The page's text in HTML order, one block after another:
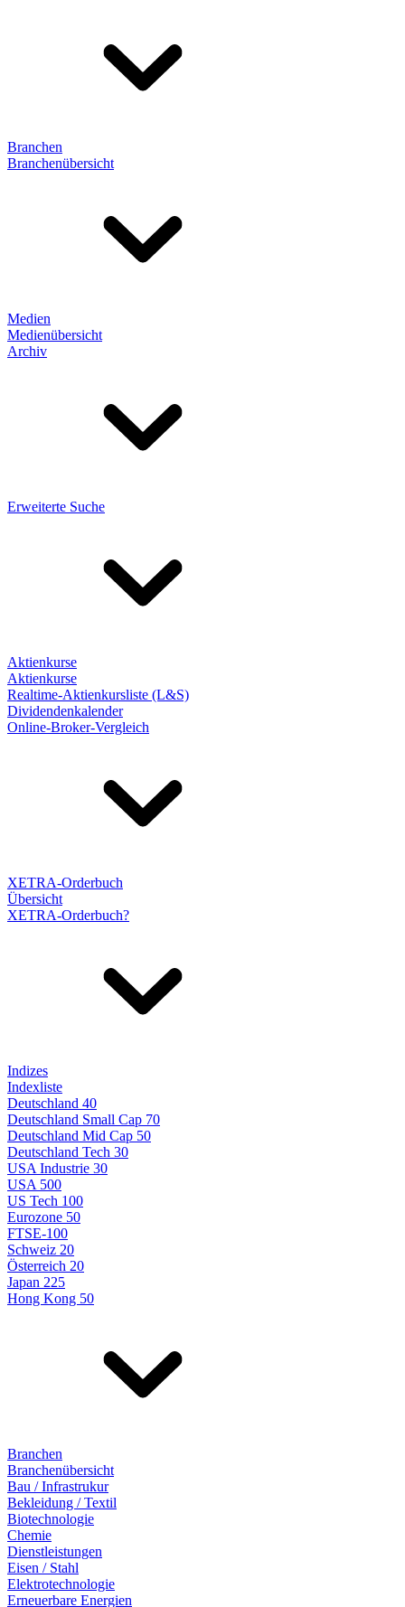
Branchen
Branchenübersicht
Medien
Medienübersicht
Archiv
Erweiterte Suche
Aktienkurse
Aktienkurse
Realtime-Aktienkursliste (L&S)
Dividendenkalender
Online-Broker-Vergleich
XETRA-Orderbuch
Übersicht
XETRA-Orderbuch?
Indizes
Indexliste
Deutschland 40
Deutschland Small Cap 70
Deutschland Mid Cap 50
Deutschland Tech 30
USA Industrie 30
USA 500
US Tech 100
Eurozone 50
FTSE-100
Schweiz 20
Österreich 20
Japan 225
Hong Kong 50
Branchen
Branchenübersicht
Bau / Infrastrukur
Bekleidung / Textil
Biotechnologie
Chemie
Dienstleistungen
Eisen / Stahl
Elektrotechnologie
Erneuerbare Energien